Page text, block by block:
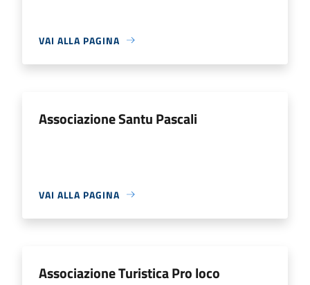
VAI ALLA PAGINA
Associazione Santu Pascali
VAI ALLA PAGINA
Associazione Turistica Pro loco